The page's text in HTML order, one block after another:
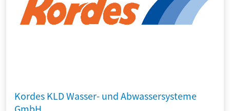
Kordes KLD Wasser- und Abwassersysteme